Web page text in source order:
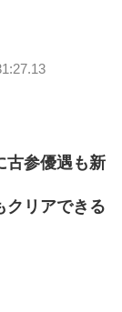
古参優遇も新
クリアできる